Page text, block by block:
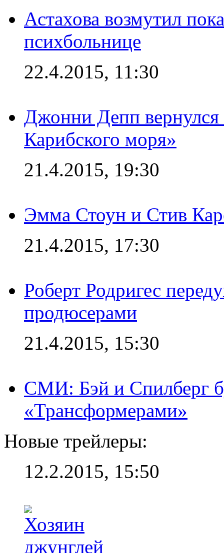
Астахова возмутил
психбольнице
22.4.2015, 11:30
Джонни Депп
Карибского моря»
21.4.2015, 19:30
Эмма Стоун и Стив
21.4.2015, 17:30
Роберт Родригес
продюсерами
21.4.2015, 15:30
СМИ: Бэй и Спилберг
«Трансформерами»
Новые трейлеры:
12.2.2015, 15:50